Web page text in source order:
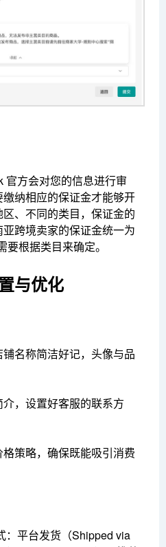
官方会对您的信息进行审
纳相应的保证金才能够开
、不同的类目，保证金的
跨境卖家的保证金统一为
根据类目来确定。
与优化
名称简洁好记，头像与品
，设置好客服的联系方
策略，确保既能吸引消费
：平台发货（Shipped via